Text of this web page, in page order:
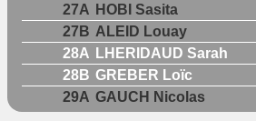
27A HOBI Sasita
27B ALEID Louay
28A LHERIDAUD Sarah
28B GREBER Loïc
29A GAUCH Nicolas